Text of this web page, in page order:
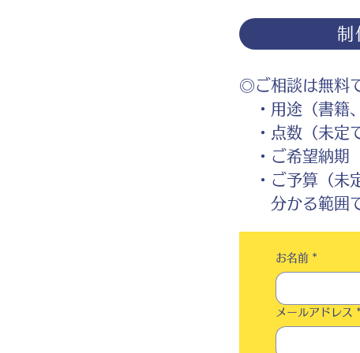
制
◎ご相談は無料
・用途（書籍
・点数（未定
・ご希望納期
・ご予算（未
分かる範囲で
お名前 *
メールアドレス *